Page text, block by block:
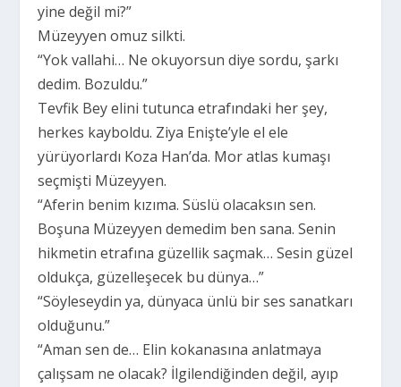
yine değil mi?”
Müzeyyen omuz silkti.
“Yok vallahi… Ne okuyorsun diye sordu, şarkı
dedim. Bozuldu.”
Tevfik Bey elini tutunca etrafındaki her şey,
herkes kayboldu. Ziya Enişte’yle el ele
yürüyorlardı Koza Han’da. Mor atlas kumaşı
seçmişti Müzeyyen.
“Aferin benim kızıma. Süslü olacaksın sen.
Boşuna Müzeyyen demedim ben sana. Senin
hikmetin etrafına güzellik saçmak… Sesin güzel
oldukça, güzelleşecek bu dünya…”
“Söyleseydin ya, dünyaca ünlü bir ses sanatkarı
olduğunu.”
“Aman sen de… Elin kokanasına anlatmaya
çalışsam ne olacak? İlgilendiğinden değil, ayıp